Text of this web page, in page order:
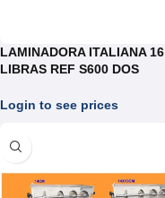
LAMINADORA ITALIANA 16
LIBRAS REF S600 DOS
Login to see prices